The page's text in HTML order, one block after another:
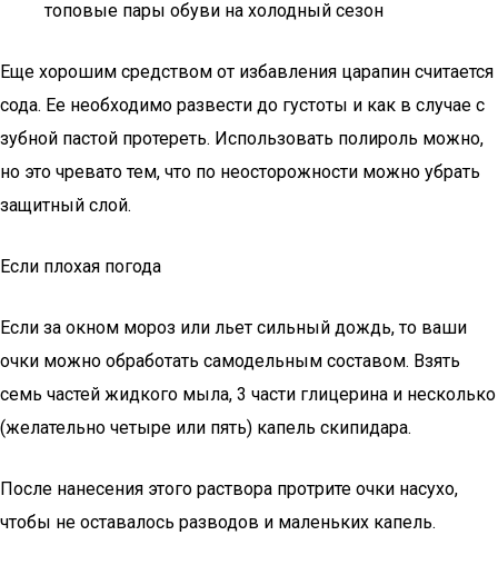
топовые пары обуви на холодный сезон
Еще хорошим средством от избавления царапин считается
сода. Ее необходимо развести до густоты и как в случае с
зубной пастой протереть. Использовать полироль можно,
но это чревато тем, что по неосторожности можно убрать
защитный слой.
Если плохая погода
Если за окном мороз или льет сильный дождь, то ваши
очки можно обработать самодельным составом. Взять
семь частей жидкого мыла, 3 части глицерина и несколько
(желательно четыре или пять) капель скипидара.
После нанесения этого раствора протрите очки насухо,
чтобы не оставалось разводов и маленьких капель.